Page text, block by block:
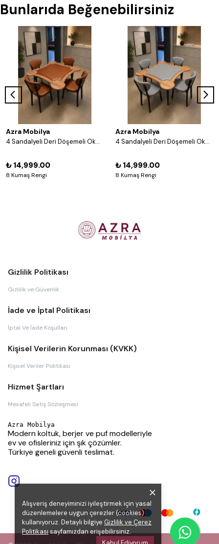
Alışveriş deneyiminizi iyileştirmek için yasal
düzenlemelere uygun çerezler (cookies)
kullanıyoruz. Detaylı bilgiye Gizlilik ve Çerez
Politikasısayfamızdan erişebilirsiniz.
Bunlarıda Beğenebilirsiniz
Azra Mobilya
4 Sandalyeli Deri Döşemeli Okey Masası Takımı – 8 Renk Seçenekli Ahşap Masa ve Sandalye Seti - Acı Kahve
₺ 14,999.00
8 Kumaş Rengi
Azra Mobilya
4 Sandalyeli Deri Döşemeli Okey Masası Takımı – 8 Renk Seçenekli Ahşap Masa ve Sandalye Seti - Gri
₺ 14,999.00
8 Kumaş Rengi
Gizlilik Politikası
Gizlilik ve Güvenlik
İade ve İptal Politikası
İptal Ve İade Koşulları
Kişisel Verilerin Korunması (KVKK)
Kişisel Veriler Politikası
Hizmet Şartları
Mesafeli Satış Sözleşmesi
Azra Mobilya
Modern koltuk, berjer ve puf modelleriyle
ev ve ofisleriniz için şık çözümler.
Türkiye geneli güvenli teslimat.